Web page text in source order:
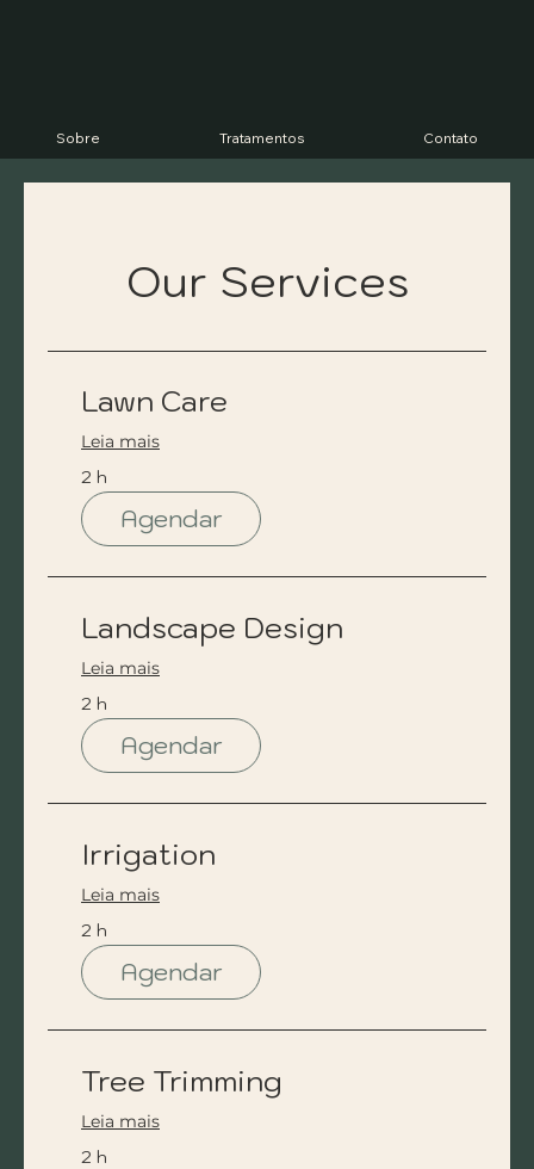
Sobre Tratamentos Contato
Our Services
Lawn Care
Leia mais
2 h
Agendar
Landscape Design
Leia mais
2 h
Agendar
Irrigation
Leia mais
2 h
Agendar
Tree Trimming
Leia mais
2 h